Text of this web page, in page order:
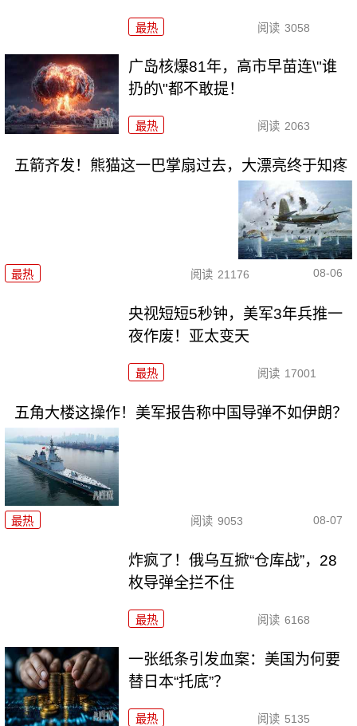
最热 阅读 3058
广岛核爆81年，高市早苗连\"谁
扔的\"都不敢提！
最热 阅读 2063
五箭齐发！熊猫这一巴掌扇过去，大漂亮终于知疼
最热 阅读 21176 08-06
央视短短5秒钟，美军3年兵推一
夜作废！亚太变天
最热 阅读 17001
五角大楼这操作！美军报告称中国导弹不如伊朗？
最热 阅读 9053 08-07
炸疯了！俄乌互掀“仓库战”，28
枚导弹全拦不住
最热 阅读 6168
一张纸条引发血案：美国为何要
替日本“托底”？
最热 阅读 5135